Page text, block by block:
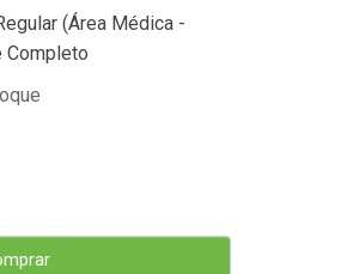
(Área Médica -
Completo